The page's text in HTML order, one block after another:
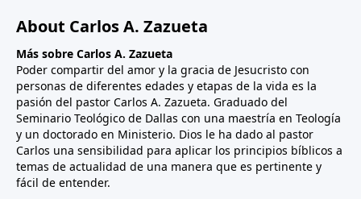
About Carlos A. Zazueta
Más sobre Carlos A. Zazueta
Poder compartir del amor y la gracia de Jesucristo con
personas de diferentes edades y etapas de la vida es la
pasión del pastor Carlos A. Zazueta. Graduado del
Seminario Teológico de Dallas con una maestría en Teología
y un doctorado en Ministerio. Dios le ha dado al pastor
Carlos una sensibilidad para aplicar los principios bíblicos a
temas de actualidad de una manera que es pertinente y
fácil de entender.